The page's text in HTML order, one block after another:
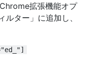
拡張機能オプ
ルター」に追加し、